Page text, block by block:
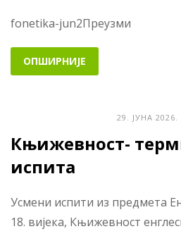
fonetika-jun2Преузми
ОПШИРНИЈЕ
29. ЈУНА
Књижевност-
испита
Усмени испити из предмета
18. вијека, Књижевност